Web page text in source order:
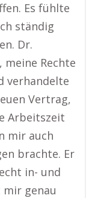
Es fühlte
ständig
Dr.
meine Rechte
verhandelte
Vertrag,
Arbeitszeit
mir auch
brachte. Er
in- und
genau